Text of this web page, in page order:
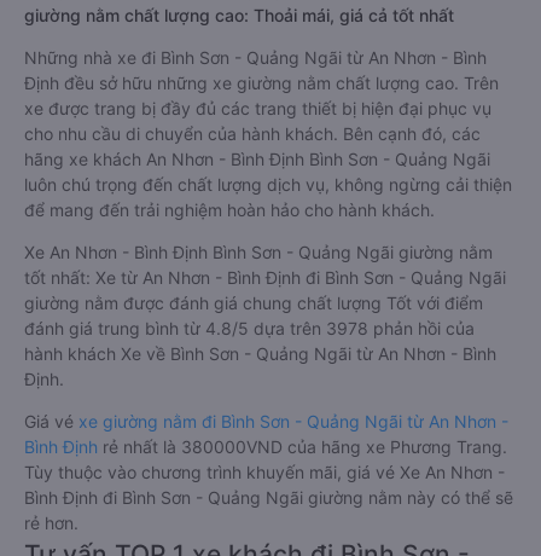
giường nằm chất lượng cao: Thoải mái, giá cả tốt nhất
Những nhà xe đi Bình Sơn - Quảng Ngãi từ An Nhơn - Bình
Định đều sở hữu những xe giường nằm chất lượng cao. Trên
xe được trang bị đầy đủ các trang thiết bị hiện đại phục vụ
cho nhu cầu di chuyển của hành khách. Bên cạnh đó, các
hãng xe khách An Nhơn - Bình Định Bình Sơn - Quảng Ngãi
luôn chú trọng đến chất lượng dịch vụ, không ngừng cải thiện
để mang đến trải nghiệm hoàn hảo cho hành khách.
Xe An Nhơn - Bình Định Bình Sơn - Quảng Ngãi giường nằm
tốt nhất: Xe từ An Nhơn - Bình Định đi Bình Sơn - Quảng Ngãi
giường nằm được đánh giá chung chất lượng Tốt với điểm
đánh giá trung bình từ 4.8/5 dựa trên 3978 phản hồi của
hành khách Xe về Bình Sơn - Quảng Ngãi từ An Nhơn - Bình
Định.
Giá vé xe giường nằm đi Bình Sơn - Quảng Ngãi từ An Nhơn -
Bình Định rẻ nhất là 380000VND của hãng xe Phương Trang.
Tùy thuộc vào chương trình khuyến mãi, giá vé Xe An Nhơn -
Bình Định đi Bình Sơn - Quảng Ngãi giường nằm này có thể sẽ
rẻ hơn.